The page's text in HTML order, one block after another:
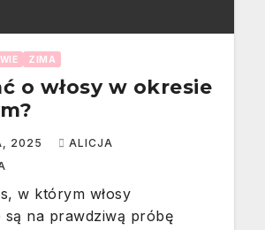
ZIMA
o włosy w okresie
2025
ALICJA
w którym włosy
są na prawdziwą próbę